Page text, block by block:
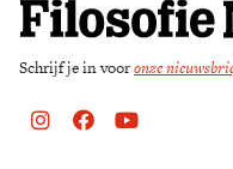
Schrijf je in vooronze
Instagram
FacebookYoutube